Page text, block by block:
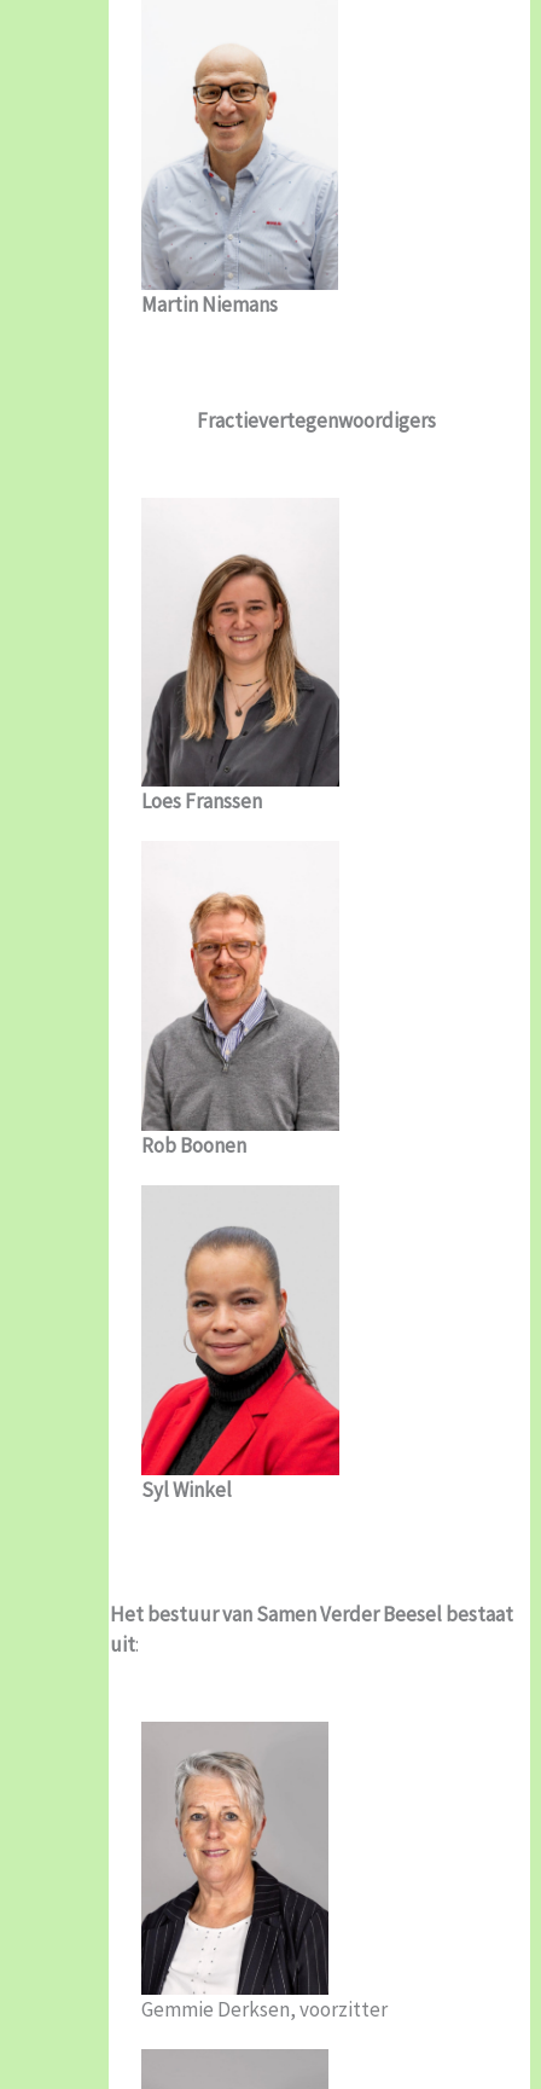
Martin Niemans
Fractievertegenwoordigers
Loes Franssen
Rob Boonen
Syl Winkel
Het bestuur van Samen Verder Beesel bestaat
uit:
Gemmie Derksen, voorzitter